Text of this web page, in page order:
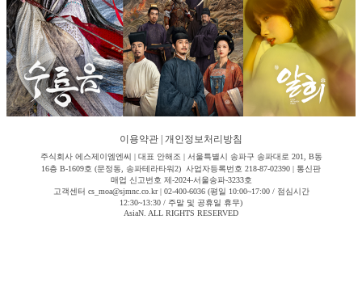
이용약관 개인정보처리방침
주식회사 에스제이엠엔씨 | 대표 안해조 | 서울특별시 송파구 송파대로 201, B동
16층 B-1609호 (문정동, 송파테라타워2) 사업자등록번호 218-87-02390 | 통신판
매업 신고번호 제-2024-서울송파-3233호
고객센터 cs_moa@sjmnc.co.kr | 02-400-6036 (평일 10:00~17:00 / 점심시간
12:30~13:30 / 주말 및 공휴일 휴무)
AsiaN. ALL RIGHTS RESERVED